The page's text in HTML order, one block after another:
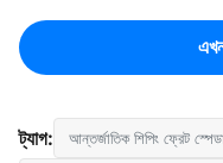
ট্যাগ: আন্তর্জাতিক শিপিং ফ্রেট